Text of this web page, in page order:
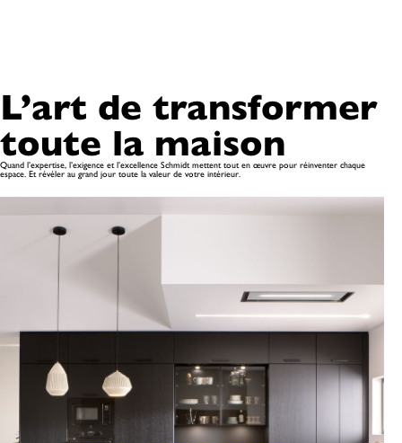
L’art de transformer
toute la maison
Quand l’expertise, l’exigence et l’excellence Schmidt mettent tout en œuvre pour réinventer chaque
espace. Et révéler au grand jour toute la valeur de votre intérieur.